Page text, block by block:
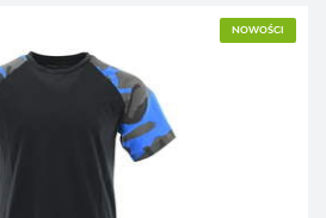
NOWOŚCI